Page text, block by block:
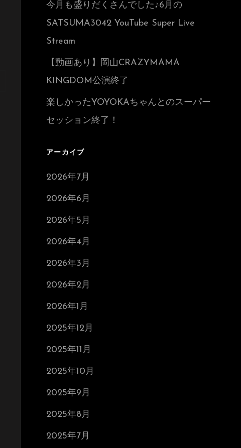
今月も盛りだくさんでした♪6月の
SATSUMA3042 YouTube Super Live
Stream
【動画あり】岡山CRAZYMAMA
KINGDOM公演終了
楽しかったYOYOKAちゃんとのスーパー
セッション終了！
アーカイブ
2026年7月
2026年6月
2026年5月
2026年4月
2026年3月
2026年2月
2026年1月
2025年12月
2025年11月
2025年10月
2025年9月
2025年8月
2025年7月